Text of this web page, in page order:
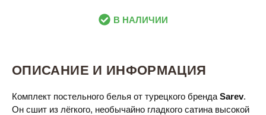
В НАЛИЧИИ
ОПИСАНИЕ И ИНФОРМАЦИЯ
Комплект постельного белья от турецкого бренда Sarev.
Он сшит из лёгкого, необычайно гладкого сатина высокой